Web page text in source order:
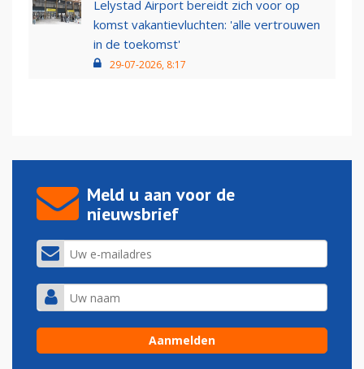
Lelystad Airport bereidt zich voor op
komst vakantievluchten: 'alle vertrouwen
in de toekomst'
29-07-2026, 8:17
Meld u aan voor de
nieuwsbrief